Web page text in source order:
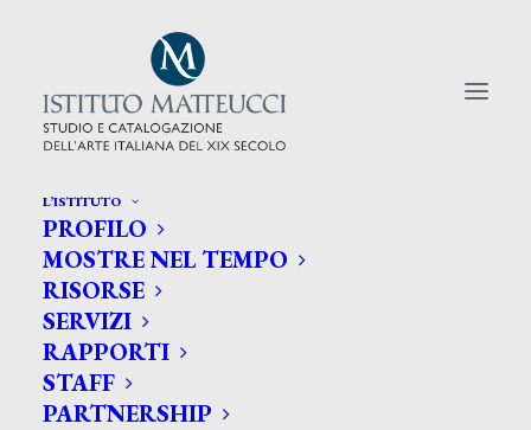
L’ISTITUTO
PROFILO
MOSTRE NEL TEMPO
RISORSE
SERVIZI
RAPPORTI
STAFF
PARTNERSHIP
CERCA TRA GLI ARTISTI:
Search
for: